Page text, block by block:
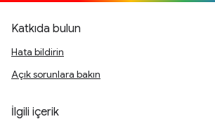
Katkıda bulun
Hata bildirin
Açık sorunlara bakın
İlgili içerik